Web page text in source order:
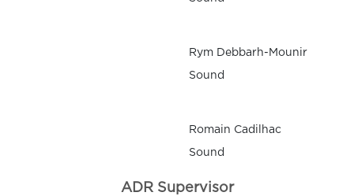
Rym Debbarh-Mounir
Sound
Romain Cadilhac
Sound
ADR Supervisor